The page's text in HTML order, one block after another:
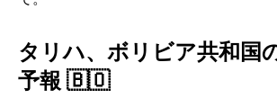
タリハ、ボリビア共和国
予報 🇧🇴